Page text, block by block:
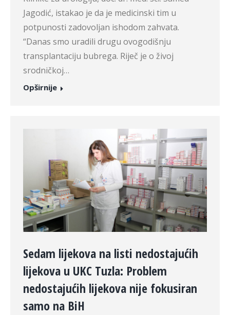
Jagodić, istakao je da je medicinski tim u
potpunosti zadovoljan ishodom zahvata.
“Danas smo uradili drugu ovogodišnju
transplantaciju bubrega. Riječ je o živoj
srodničkoj…
Opširnije
Sedam lijekova na listi nedostajućih
lijekova u UKC Tuzla: Problem
nedostajućih lijekova nije fokusiran
samo na BiH